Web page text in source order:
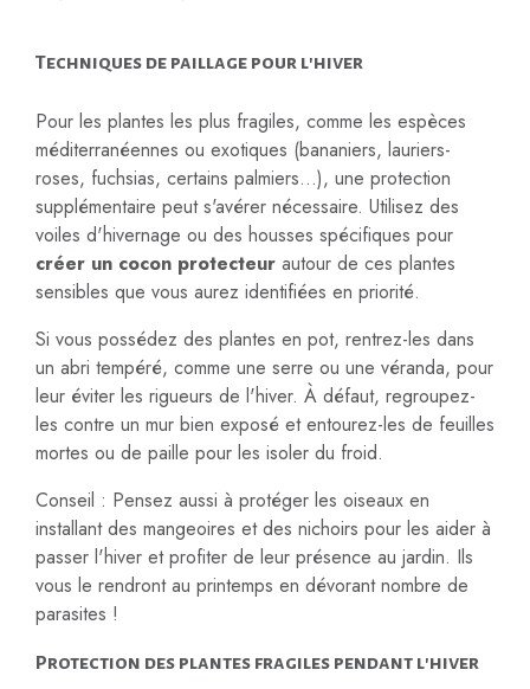
Techniques de paillage pour l'hiver
Pour les plantes les plus fragiles, comme les espèces
méditerranéennes ou exotiques (bananiers, lauriers-
roses, fuchsias, certains palmiers...), une protection
supplémentaire peut s'avérer nécessaire. Utilisez des
voiles d'hivernage ou des housses spécifiques pour
créer un cocon protecteurautour de ces plantes
sensibles que vous aurez identifiées en priorité.
Si vous possédez des plantes en pot, rentrez-les dans
un abri tempéré, comme une serre ou une véranda, pour
leur éviter les rigueurs de l'hiver. À défaut, regroupez-
les contre un mur bien exposé et entourez-les de feuilles
mortes ou de paille pour les isoler du froid.
Conseil : Pensez aussi à protéger les oiseaux en
installant des mangeoires et des nichoirs pour les aider à
passer l'hiver et profiter de leur présence au jardin. Ils
vous le rendront au printemps en dévorant nombre de
parasites !
Protection des plantes fragiles pendant l'hiver